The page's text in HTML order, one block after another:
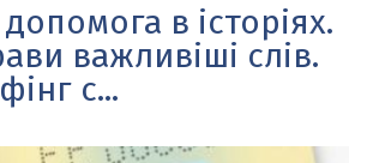
в історіях.
важливіші слів.
с...